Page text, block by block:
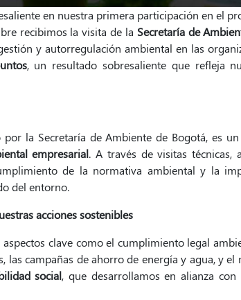
en nuestra primera participación en el
recibimos la visita de la Secretaría de
y autorregulación ambiental en las
, un resultado sobresaliente que refleja
por la Secretaría de Ambiente de Bogotá, es
empresarial. A través de visitas técnicas,
de la normativa ambiental y la
del entorno.
acciones sostenibles
clave como el cumplimiento legal
las campañas de ahorro de energía y agua, y
social, que desarrollamos en alianza con